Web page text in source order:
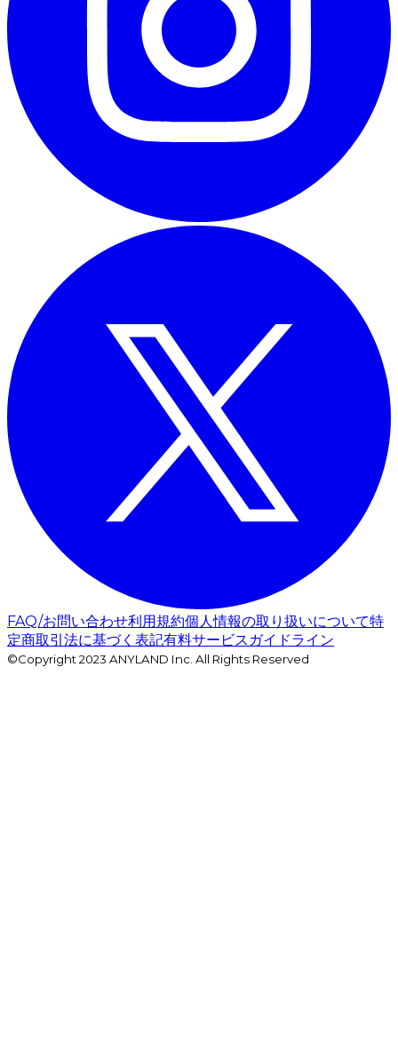
FAQ/お問い合わせ利用規約個人情報の取り扱いについて特
定商取引法に基づく表記有料サービスガイドライン
©Copyright 2023 ANYLAND Inc. All Rights Reserved